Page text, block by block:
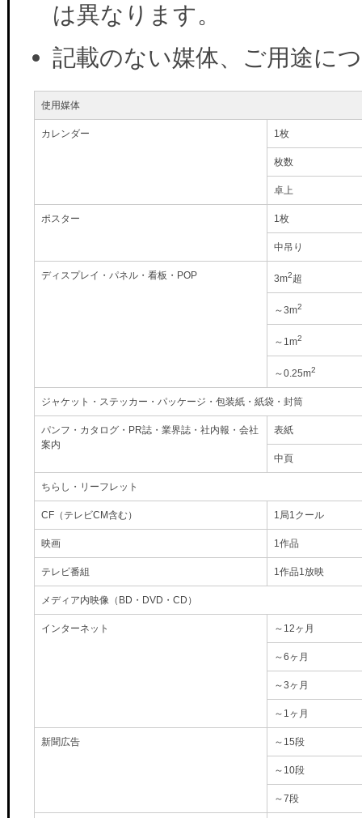
は異なります。
記載のない媒体、ご用途に
使用媒体
カレンダー 1枚
枚数
卓上
ポスター 1枚
中吊り
ディスプレイ・パネル・看板・POP 3m2超
～3m2
～1m2
～0.25m2
ジャケット・ステッカー・パッケージ・包装紙・紙袋・封筒
パンフ・カタログ・PR誌・業界誌・社内報・会社
案内
表紙
中頁
ちらし・リーフレット
CF（テレビCM含む） 1局1クール
映画 1作品
テレビ番組 1作品1放映
メディア内映像（BD・DVD・CD）
インターネット ～12ヶ月
～6ヶ月
～3ヶ月
～1ヶ月
新聞広告 ～15段
～10段
～7段